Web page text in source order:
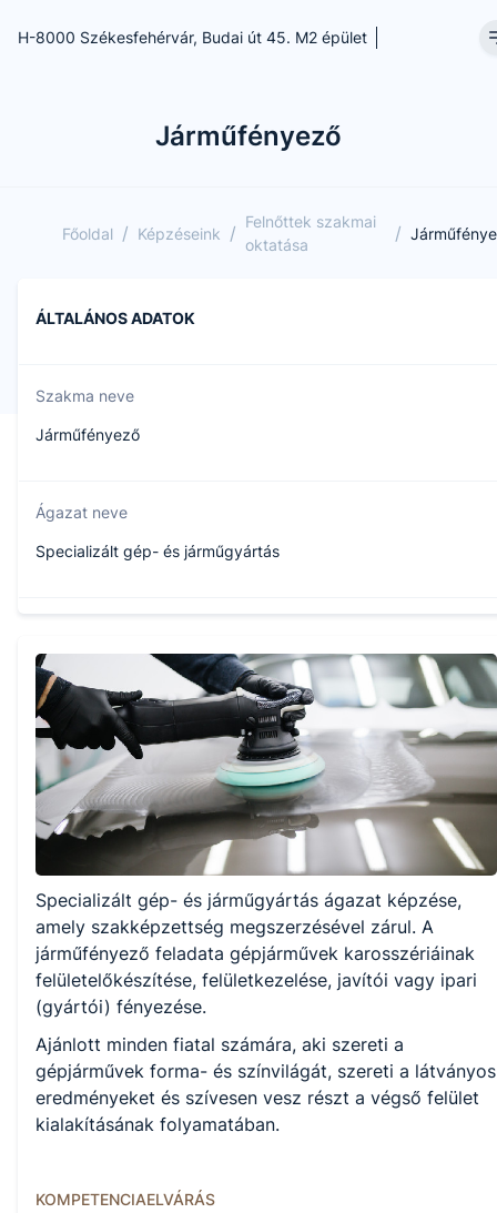
H-8000 Székesfehérvár, Budai út 45. M2 épület
Járműfényező
Főoldal / Képzéseink /
Felnőttek szakmai
oktatása
/
ÁLTALÁNOS ADATOK
Szakma neve
Járműfényező
Ágazat neve
Specializált gép- és járműgyártás
407161908
Képzés időtartama
1 év
Választható szakmairányok:
Nem válaszható
KKK/PTT
KKK letöltése (pdf)
Okleveles technikusképzés
Nem
Specializált gép- és járműgyártás ágazat képzése,
amely szakképzettség megszerzésével zárul. A
járműfényező feladata gépjárművek karosszériáinak
felületelőkészítése, felületkezelése, javítói vagy ipari
(gyártói) fényezése.
Ajánlott minden fiatal számára, aki szereti a
gépjárművek forma- és színvilágát, szereti a látványos
eredményeket és szívesen vesz részt a végső felület
kialakításának folyamatában.
KOMPETENCIAELVÁRÁS